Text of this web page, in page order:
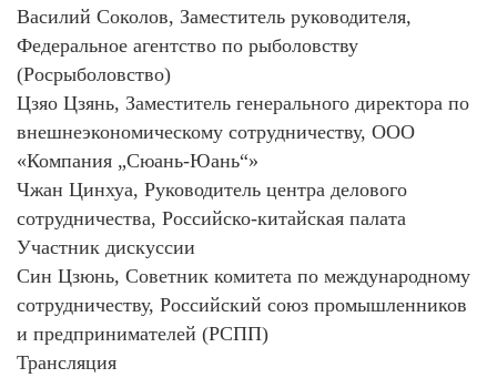
Василий Соколов, Заместитель руководителя,
Федеральное агентство по рыболовству
(Росрыболовство)
Цзяо Цзянь, Заместитель генерального директора по
внешнеэкономическому сотрудничеству, ООО
«Компания „Сюань-Юань“»
Чжан Цинхуа, Руководитель центра делового
сотрудничества, Российско-китайская палата
Участник дискуссии
Син Цзюнь, Советник комитета по международному
сотрудничеству, Российский союз промышленников
и предпринимателей (РСПП)
Трансляция